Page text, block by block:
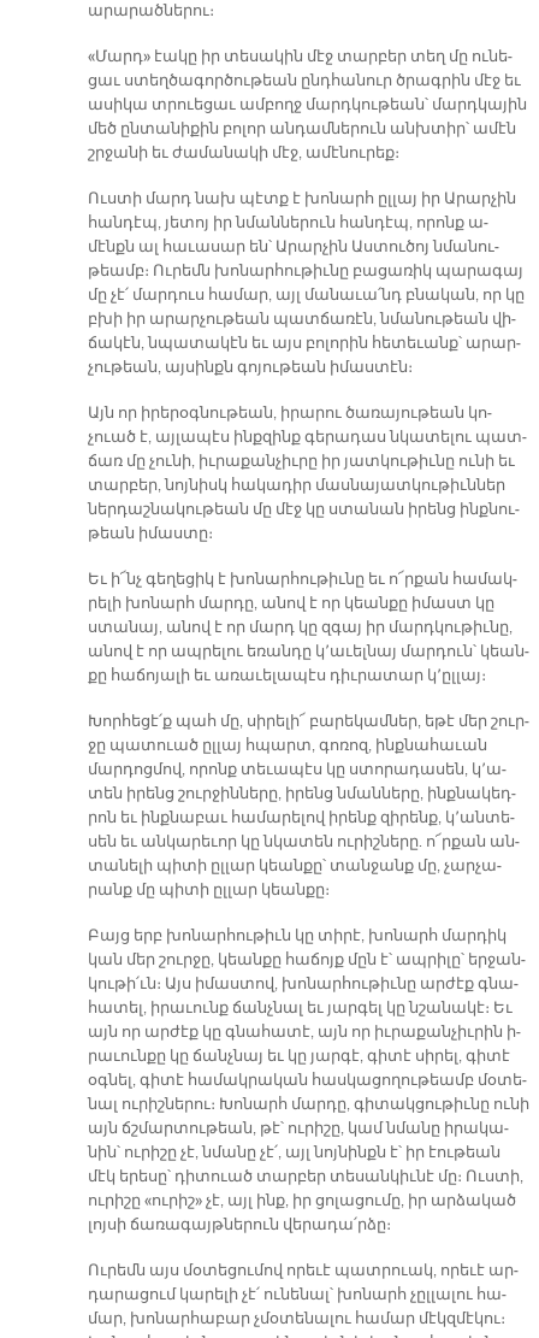
ա­րա­րած­նե­րու։
«Մարդ» էա­կը իր տե­սա­կին մէջ տար­բեր տեղ մը ու­նե­
ցաւ ստեղ­ծա­գոր­ծու­թեան ընդ­հա­նուր ծրագ­րին մէջ եւ
ա­սի­կա տրուե­ցաւ ամ­բողջ մարդ­կու­թեան՝ մարդ­կա­յին
մեծ ըն­տա­նի­քին բո­լոր ան­դամ­նե­րուն անխ­տիր՝ ա­մէն
շրջա­նի եւ ժա­մա­նա­կի մէջ, ա­մէ­նու­րեք։
Ուս­տի մարդ նախ պէտք է խո­նարհ ըլ­լայ իր Ա­րար­չին
հան­դէպ, յե­տոյ իր նման­նե­րուն հան­դէպ, ո­րոնք ա­
մէնքն ալ հա­ւա­սար են՝ Ա­րար­չին Աս­տու­ծոյ նմա­նու­
թեամբ։ Ու­րեմն խո­նար­հու­թիւ­նը բա­ցա­ռիկ պա­րա­գայ
մը չէ՛ մար­դուս հա­մար, այլ մա­նա­ւա՛նդ բնա­կան, որ կը
բխի իր ա­րար­չու­թեան պատ­ճա­ռէն, նմա­նու­թեան վի­
ճա­կէն, նպա­տա­կէն եւ այս բո­լո­րին հե­տե­ւանք՝ ա­րար­
չու­թեան, այ­սինքն գո­յու­թեան ի­մաս­տէն։
Այն որ ի­րե­րօգ­նու­թեան, ի­րա­րու ծա­ռա­յու­թեան կո­
չուած է, այ­լա­պէս ինք­զինք գե­րա­դաս նկա­տե­լու պատ­
ճառ մը չու­նի, իւ­րա­քան­չիւ­րը իր յատ­կու­թիւ­նը ու­նի եւ
տար­բեր, նոյ­նիսկ հա­կա­դիր մաս­նա­յատ­կու­թիւն­ներ
ներ­դաշ­նա­կու­թեան մը մէջ կը ստա­նան ի­րենց ինք­նու­
թեան ի­մաս­տը։
Եւ ի՜նչ գե­ղե­ցիկ է խո­նար­հու­թիւ­նը եւ ո՜ր­քան հա­մակ­
րե­լի խո­նարհ մար­դը, ա­նով է որ կեան­քը ի­մաստ կը
ստա­նայ, ա­նով է որ մարդ կը զգայ իր մարդ­կու­թիւ­նը,
ա­նով է որ ապ­րե­լու ե­ռան­դը կ՚ա­ւել­նայ մար­դուն՝ կեան­
քը հա­ճո­յա­լի եւ ա­ռա­ւե­լա­պէս դիւ­րա­տար կ՚ըլ­լայ։
Խոր­հե­ցէ՛ք պահ մը, սի­րե­լի՜ բա­րե­կամ­ներ, ե­թէ մեր շուր­
ջը պա­տուած ըլ­լայ հպարտ, գո­ռոզ, ինք­նա­հա­ւան
մար­դոց­մով, ո­րոնք տե­ւա­պէս կը ստո­րա­դա­սեն, կ՚ա­
տեն ի­րենց շուր­ջին­նե­րը, ի­րենց նման­նե­րը, ինք­նա­կեդ­
րոն եւ ինք­նա­բաւ հա­մա­րե­լով ի­րենք զի­րենք, կ՚ան­տե­
սեն եւ ան­կա­րե­ւոր կը նկա­տեն ու­րիշ­նե­րը. ո՜ր­քան ան­
տա­նե­լի պի­տի ըլ­լար կեան­քը՝ տան­ջանք մը, չար­չա­
րանք մը պի­տի ըլ­լար կեան­քը։
Բայց երբ խո­նար­հու­թիւն կը տի­րէ, խո­նարհ մար­դիկ
կան մեր շուր­ջը, կեան­քը հա­ճոյք մըն է՝ ապ­րի­լը՝ եր­ջան­
կու­թի՛ւն։ Այս ի­մաս­տով, խո­նար­հու­թիւ­նը ար­ժէք գնա­
հա­տել, ի­րա­ւունք ճանչ­նալ եւ յար­գել կը նշա­նա­կէ։ Եւ
այն որ ար­ժէք կը գնա­հա­տէ, այն որ իւ­րա­քան­չիւ­րին ի­
րա­ւուն­քը կը ճանչ­նայ եւ կը յար­գէ, գի­տէ սի­րել, գի­տէ
օգ­նել, գի­տէ հա­մակ­րա­կան հաս­կա­ցո­ղու­թեամբ մօ­տե­
նալ ու­րիշ­նե­րու։ Խո­նարհ մար­դը, գի­տակ­ցու­թիւ­նը ու­նի
այն ճշմար­տու­թեան, թէ՝ ու­րի­շը, կամ նմա­նը ի­րա­կա­
նին՝ ու­րի­շը չէ, նմա­նը չէ՛, այլ նոյ­նինքն է՝ իր էու­թեան
մէկ ե­րե­սը՝ դի­տուած տար­բեր տե­սան­կիւ­նէ մը։ Ուս­տի,
ու­րի­շը «ու­րիշ» չէ, այլ ինք, իր ցո­լա­ցու­մը, իր ար­ձա­կած
լոյ­սի ճա­ռա­գայթ­նե­րուն վե­րա­դա՛ր­ձը։
Ու­րեմն այս մօ­տե­ցու­մով ո­րե­ւէ պատ­րուակ, ո­րե­ւէ ար­
դա­րա­ցում կա­րե­լի չէ՛ ու­նե­նալ՝ խո­նարհ չըլ­լա­լու հա­
մար, խո­նար­հա­բար չմօ­տե­նա­լու հա­մար մէկզ­մէ­կու։